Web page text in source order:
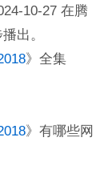
10-27 在腾
出。
》全集
》有哪些网